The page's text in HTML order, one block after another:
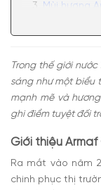
Mùi hương
Trong thế giới
sáng như một biểu
mạnh mẽ và
ghi điểm tuyệt đối
Giới thiệu Armaf
Ra mắt vào năm
chinh phục thị